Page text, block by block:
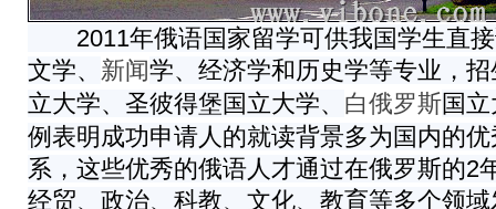
2011年俄语国家留学可供我国学生直接
文学、 新闻学、经济学和历史学等专业，
立大学、圣彼得堡国立大学、 白俄罗斯国
例表明成功申请人的就读背景多为国内的
系，这些优秀的俄语人才通过在俄罗斯的2
经贸、政治、科教、文化、教育等多个领